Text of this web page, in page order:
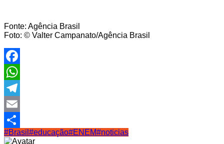
Fonte: Agência Brasil
Foto: © Valter Campanato/Agência Brasil
Facebook
WhatsApp
Telegram
Email
Share
#Brasil #educação#ENEM#noticias